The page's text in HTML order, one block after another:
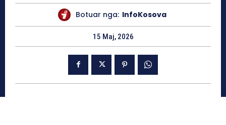
Botuar nga: InfoKosova
15 Maj, 2026